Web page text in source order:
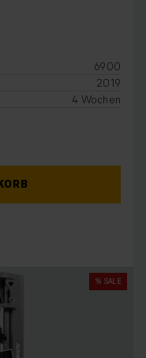
6900
2019
4 Wochen
% SALE